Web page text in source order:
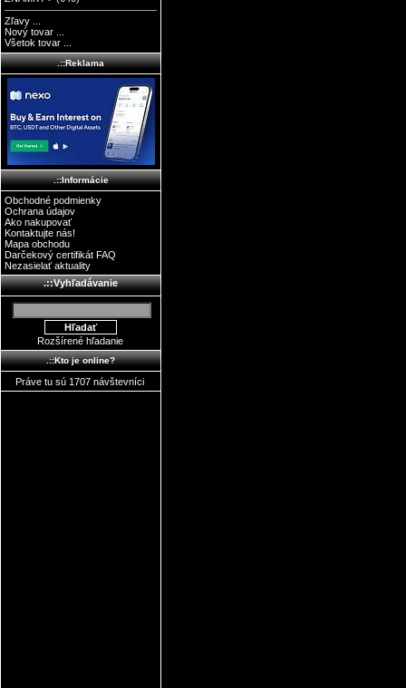
Zľavy ...
Nový tovar ...
Všetok tovar ...
.::Reklama
.::Informácie
Obchodné podmienky
Ochrana údajov
Ako nakupovať
Kontaktujte nás!
Mapa obchodu
Darčekový certifikát FAQ
Nezasielať aktuality
.::Vyhľadávanie
Rozšírené hľadanie
.::Kto je online?
Práve tu sú 1707 návštevníci